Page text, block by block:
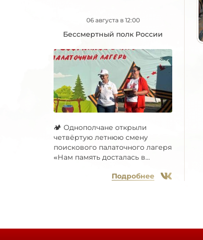
06 августа в 12:00
Бессмертный полк России
🏕 Однополчане открыли
четвёртую летнюю смену
поискового палаточного лагеря
«Нам память досталась в...
Подробнее